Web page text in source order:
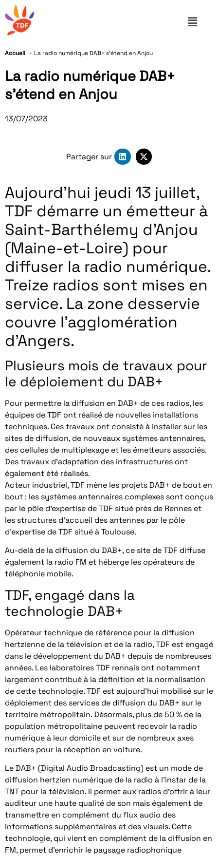
Accueil La radio numérique DAB+ s’étend en Anjou
La radio numérique DAB+
s’étend en Anjou
13/07/2023
Partager sur
Aujourd’hui jeudi 13 juillet,
TDF démarre un émetteur à
Saint-Barthélemy d’Anjou
(Maine-et-Loire) pour
diffuser la radio numérique.
Treize radios sont mises en
service. La zone desservie
couvre l’agglomération
d’Angers.
Plusieurs mois de travaux pour
le déploiement du DAB+
Pour permettre la diffusion en DAB+ de ces radios, les
équipes de TDF ont réalisé de nouvelles installations
techniques. Ces travaux ont consisté à installer sur les
sites de diffusion, de nouveaux systèmes antennaires,
des cellules de multiplexage et les émetteurs associés.
Des travaux d’adaptation des infrastructures ont
également été réalisés.
Acteur industriel, TDF mène les projets DAB+ de bout en
bout : les systèmes antennaires complexes sont conçus
par le pôle d’expertise de TDF situé près de Rennes et
les structures d’accueil des antennes par le pôle
d’expertise de TDF situé à Toulouse.
Au-delà de la diffusion du DAB+, ce site de TDF diffuse
également la radio FM et héberge les opérateurs de
téléphonie mobile.
TDF, engagé dans la
technologie DAB+
Opérateur technique de référence pour la diffusion
hertzienne de la télévision et de la radio, TDF est engagé
dans le développement du DAB+ depuis de nombreuses
années. Les laboratoires TDF rennais ont notamment
largement contribué à la définition et la normalisation
de cette technologie. TDF est aujourd’hui mobilisé sur le
déploiement des services de diffusion du DAB+ sur le
territoire métropolitain. Désormais, plus de 50 % de la
population métropolitaine peuvent recevoir la radio
numérique à leur domicile et sur de nombreux axes
routiers pour la réception en voiture.
Le DAB+ (Digital Audio Broadcasting) est un mode de
diffusion hertzien numérique de la radio à l’instar de la
TNT pour la télévision. Il permet aux radios d’offrir à leur
auditeur une haute qualité de son mais également de
transmettre en complément du flux audio des
informations supplémentaires et des visuels. Cette
technologie, qui vient en complément de la diffusion en
FM, permet d’enrichir le paysage radiophonique